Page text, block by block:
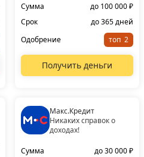
Сумма
до 100 000 ₽
Срок
до 365 дней
Одобрение
топ
Получить деньги
Макс.Кредит
Никаких справок о
доходах!
Сумма
до 30 000 ₽